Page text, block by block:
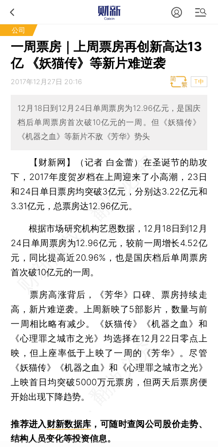
公司
一周票房｜上周票房再创新高达13
亿 《妖猫传》等新片难逆袭
2017年12月27日 20:16 T中
12月18日到12月24日单周票房为12.96亿元，是国庆
档后单周票房首次破10亿元的一周。但《妖猫传》
《机器之血》等新片不敌《芳华》势头
【财新网】（记者 白金蕾） 在圣诞节的助攻
下，2017年度贺岁档在上周迎来了小高潮，23日
和24日单日票房均突破3亿元，分别达3.22亿元和
3.31亿元，总票房达12.96亿元。
根据市场研究机构艺恩数据，12月18日到12月
24日单周票房为12.96亿元，较前一周增长4.52亿
元，同比提高近20.96%，也是国庆档后单周票房
首次破10亿元的一周。
票房高涨背后，《芳华》口碑、票房持续走
高，新片难逆袭。上周新映了5部影片，数量与前
一周相比略有减少。《妖猫传》《机器之血》和
《心理罪之城市之光》均选择在12月22日零点上
映，但上座率低于上映了一周的《芳华》。尽管
《妖猫传》《机器之血》和《心理罪之城市之光》
上映首日均突破5000万元票房，但两天后票房便
开始出现下降趋势。
推荐进入财新数据库 ，可随时查阅公司股价走势、
结构人员变化等投资信息。